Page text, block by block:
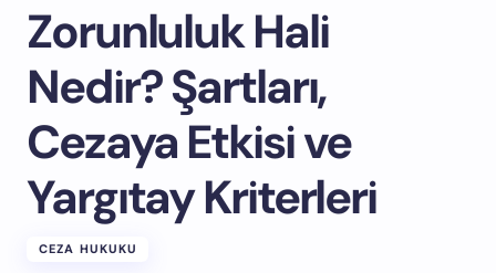
Zorunluluk Hali
Nedir? Şartları,
Cezaya Etkisi ve
Yargıtay Kriterleri
CEZA HUKUKU